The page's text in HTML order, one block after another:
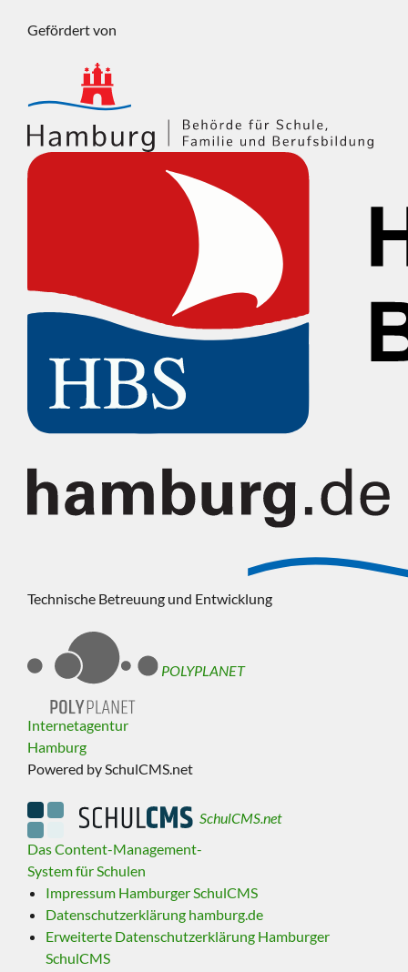
Gefördert von
Technische Betreuung und Entwicklung
POLYPLANET
Internetagentur
Hamburg
Powered by SchulCMS.net
SchulCMS.net
Das Content-Management-
System für Schulen
Impressum Hamburger SchulCMS
Datenschutzerklärung hamburg.de
Erweiterte Datenschutzerklärung Hamburger
SchulCMS